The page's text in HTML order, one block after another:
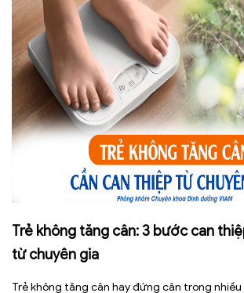
Trẻ không tăng cân: 3 bước can
từ chuyên gia
Trẻ không tăng cân hay đứng cân trong